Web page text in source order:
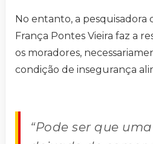
No entanto, a pesquisadora
França Pontes Vieira faz a
os moradores,
condição de insegurança
“Pode ser que